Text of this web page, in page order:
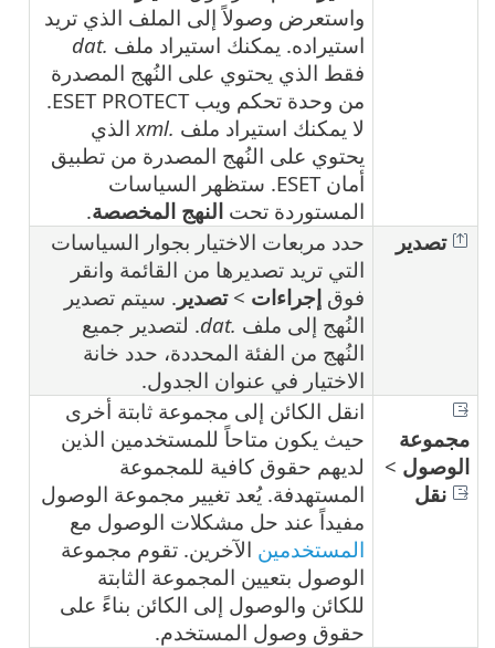
واستعرض وصولاً إلى الملف الذي تريد
استيراده. يمكنك استيراد ملف .dat
فقط الذي يحتوي على النُهج المصدرة
من وحدة تحكم ويب ESET PROTECT.
لا يمكنك استيراد ملف .xml
الذي
يحتوي على النُهج المصدرة من تطبيق
أمان ESET. ستظهر السياسات
المستوردة تحت النهج المخصصة.
تصدير
حدد مربعات الاختيار بجوار السياسات
التي تريد تصديرها من القائمة وانقر
فوق إجراءات >تصدير . سيتم تصدير
النُهج إلى ملف .dat
. لتصدير جميع
النُهج من الفئة المحددة، حدد خانة
الاختيار في عنوان الجدول.
مجموعة
الوصول >
نقل
انقل الكائن إلى مجموعة ثابتة أخرى
حيث يكون متاحاً للمستخدمين الذين
لديهم حقوق كافية للمجموعة
المستهدفة. يُعد تغيير مجموعة الوصول
مفيداً عند حل مشكلات الوصول مع
المستخدمين الآخرين. تقوم مجموعة
الوصول بتعيين المجموعة الثابتة
للكائن والوصول إلى الكائن بناءً على
حقوق وصول المستخدم.